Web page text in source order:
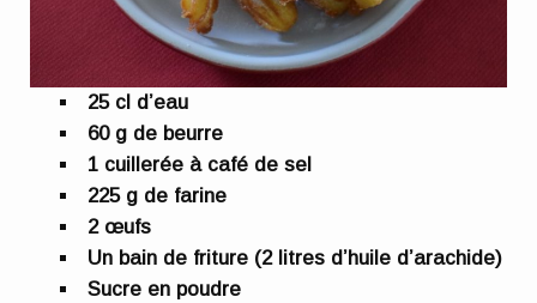
25 cl d’eau
60 g de beurre
1 cuillerée à café de sel
225 g de farine
2 œufs
Un bain de friture (2 litres d’huile d’arachide)
Sucre en poudre